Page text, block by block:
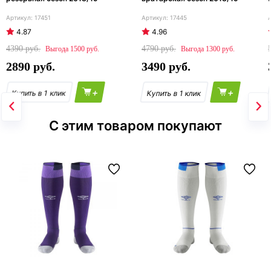
17451
4.87
4390
1500
2890
+
17445
4.96
4790
1300
3490
+
С этим товаром покупают